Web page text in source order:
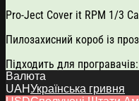
Pro-Ject Cover it RPM 1/3
Пилозахисний короб із
Підходить для програвачів:
⇒ RPM 1 Carbon
Валюта
UAHУкраїнська гривня